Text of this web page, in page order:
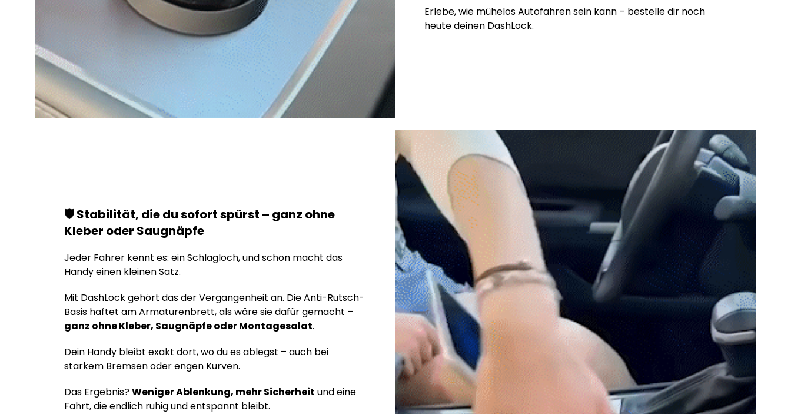
Erlebe, wie mühelos Autofahren sein kann – bestelle dir noch
heute deinen DashLock.
🛡️ Stabilität, die du sofort spürst – ganz ohne
Kleber oder Saugnäpfe
Jeder Fahrer kennt es: ein Schlagloch, und schon macht das
Handy einen kleinen Satz.
Mit DashLock gehört das der Vergangenheit an. Die Anti-Rutsch-
Basis haftet am Armaturenbrett, als wäre sie dafür gemacht –
ganz ohne Kleber, Saugnäpfe oder Montagesalat.
Dein Handy bleibt exakt dort, wo du es ablegst – auch bei
starkem Bremsen oder engen Kurven.
Das Ergebnis?Weniger Ablenkung, mehr Sicherheit und eine
Fahrt, die endlich ruhig und entspannt bleibt.